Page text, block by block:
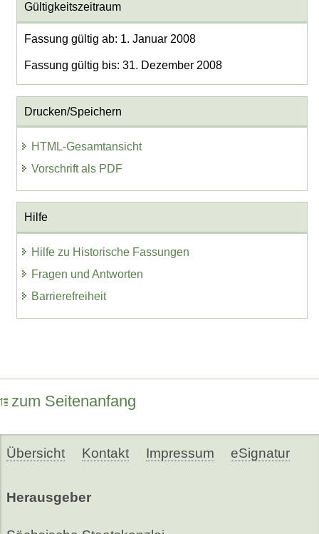
Gültigkeitszeitraum
Fassung gültig ab: 1. Januar 2008
Fassung gültig bis: 31. Dezember 2008
Drucken/Speichern
HTML-Gesamtansicht
Vorschrift als PDF
Hilfe
Hilfe zu Historische Fassungen
Fragen und Antworten
Barrierefreiheit
zum Seitenanfang
Übersicht Kontakt Impressum eSignatur
Herausgeber